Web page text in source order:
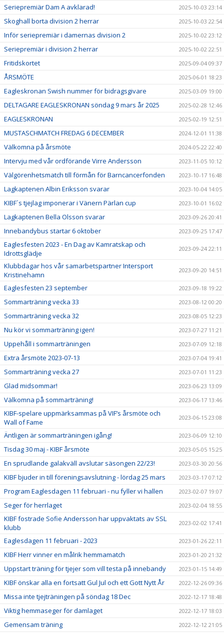
Seriepremiär Dam A avklarad! 2025-10-03 23:14
Skoghall borta division 2 herrar 2025-10-03 22:54
Inför seriepremiär i damernas division 2 2025-10-02 23:12
Seriepremiär i division 2 herrar 2025-10-02 22:51
Fritidskortet 2025-09-04 09:37
ÅRSMÖTE 2025-06-01 18:23
Eagleskronan Swish nummer för bidragsgivare 2025-03-09 19:00
DELTAGARE EAGLESKRONAN söndag 9 mars år 2025 2025-02-28 12:46
EAGLESKRONAN 2025-02-19 12:51
MUSTASCHMATCH FREDAG 6 DECEMBER 2024-12-01 11:38
Välkomna på årsmöte 2024-05-22 22:40
Intervju med vår ordförande Virre Andersson 2023-11-05 10:12
Välgörenhetsmatch till förmån för Barncancerfonden 2023-10-17 16:48
Lagkaptenen Albin Eriksson svarar 2023-10-04 14:05
KIBF´s tjejlag imponerar i Vänern Pärlan cup 2023-10-01 16:02
Lagkaptenen Bella Olsson svarar 2023-09-26 20:41
Innebandybus startar 6 oktober 2023-09-25 17:47
Eaglesfesten 2023 - En Dag av Kamratskap och
Idrottsglädje
2023-09-24 22:11
Klubbdagar hos vår samarbetspartner Intersport
Kristinehamn
2023-09-20 14:51
Eaglesfesten 23 september 2023-09-18 19:22
Sommarträning vecka 33 2023-08-12 00:20
Sommarträning vecka 32 2023-08-05 12:23
Nu kör vi sommarträning igen! 2023-07-27 11:21
Uppehåll i sommarträningen 2023-07-09 12:18
Extra årsmöte 2023-07-13 2023-07-04 19:41
Sommarträning vecka 27 2023-07-01 11:23
Glad midsommar! 2023-06-23 13:09
Välkomna på sommarträning! 2023-06-17 13:46
KIBF-spelare uppmärksammas på VIF’s årsmöte och
Wall of Fame
2023-06-15 23:08
Äntligen är sommarträningen igång! 2023-06-09 12:10
Tisdag 30 maj - KIBF årsmöte 2023-05-05 15:25
En sprudlande galakväll avslutar säsongen 22/23! 2023-03-30 20:56
KIBF bjuder in till föreningsavslutning - lördag 25 mars 2023-03-17 07:12
Program Eaglesdagen 11 februari - nu fyller vi hallen 2023-02-07 19:07
Seger för herrlaget 2023-02-04 18:55
KIBF fostrade Sofie Andersson har uppvaktats av SSL
klubb
2023-02-02 17:41
Eaglesdagen 11 februari - 2023 2023-01-26 22:11
KIBF Herr vinner en målrik hemmamatch 2023-01-20 21:32
Uppstart träning för tjejer som vill testa på innebandy 2023-01-15 14:49
KIBF önskar alla en fortsatt Gul Jul och ett Gott Nytt År 2022-12-26 09:36
Missa inte tjejträningen på söndag 18 Dec 2022-12-17 18:48
Viktig hemmaseger för damlaget 2022-12-17 18:03
Gemensam träning 2022-12-12 21:05